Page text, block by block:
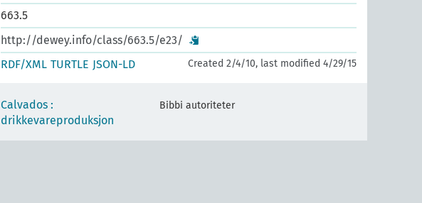
663.5
http://dewey.info/class/663.5/e23/
RDF/XML TURTLE JSON-LD Created 2/4/10, last modified 4/29/15
Calvados :
drikkevareproduksjon
Bibbi autoriteter